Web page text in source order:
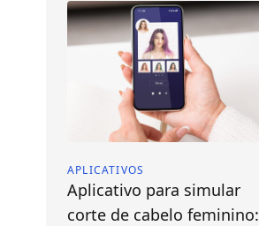
APLICATIVOS
Aplicativo para simular
corte de cabelo feminino: